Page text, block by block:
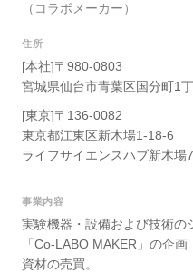
（コラボメーカー）
住所
[本社]〒980-0803
宮城県仙台市青葉区国分町1
[東京]〒136-0082
東京都江東区新木場1-18-6
ライフサイエンスハブ新木場
事業内容
実験機器・設備および技術の
「Co-LABO MAKER」の企
資材の売買。